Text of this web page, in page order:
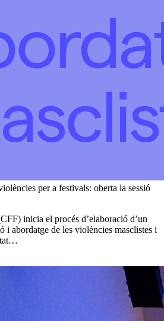
per a festivals: oberta la sessió
inicia el procés d’elaboració d’un
i abordatge de les violències masclistes i